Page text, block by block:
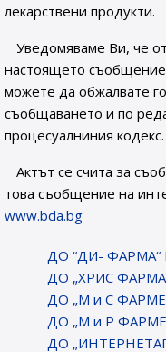
лекарствени продукти.
Уведомяваме Ви, че
настоящето
можете да обжалвате
съобщаването и по
процесуалниния кодекс.
Актът се счита за
това съобщение на
www.bda.bg
ДО “ДИ-
ДО „ХРИС
ДО „М и С
ДО „М и Р
ДО